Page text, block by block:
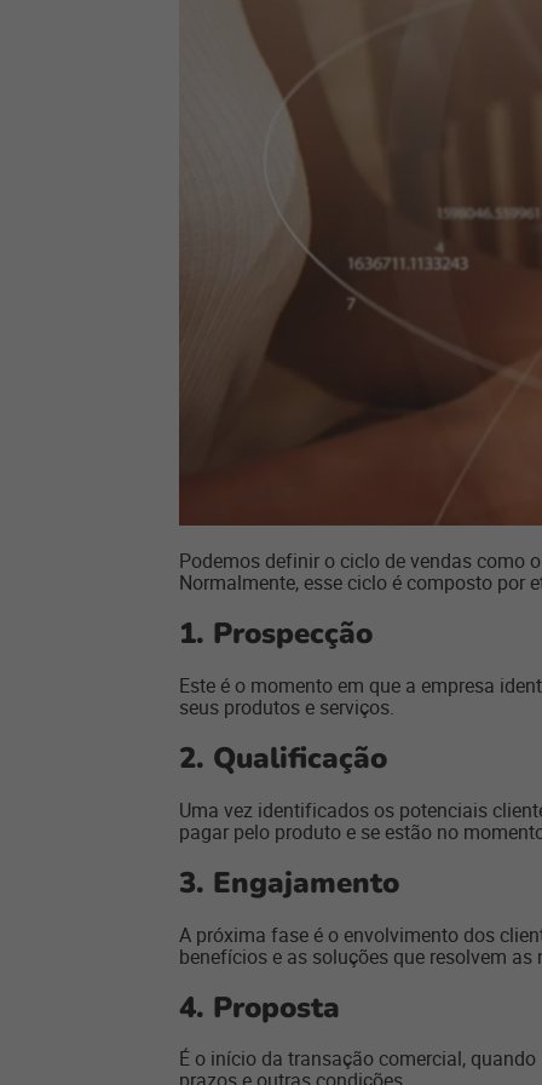
Podemos definir o ciclo de vendas como
Normalmente, esse ciclo é composto por
1. Prospecção
Este é o momento em que a empresa
seus produtos e serviços.
2. Qualificação
Uma vez identificados os potenciais
pagar pelo produto e se estão no
3. Engajamento
A próxima fase é o envolvimento dos
benefícios e as soluções que resolvem
4. Proposta
É o início da transação comercial,